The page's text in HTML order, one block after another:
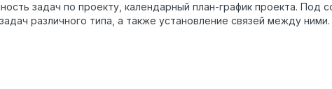
задач по проекту, календарный план-график проекта. Под
различного типа, а также установление связей между ними.